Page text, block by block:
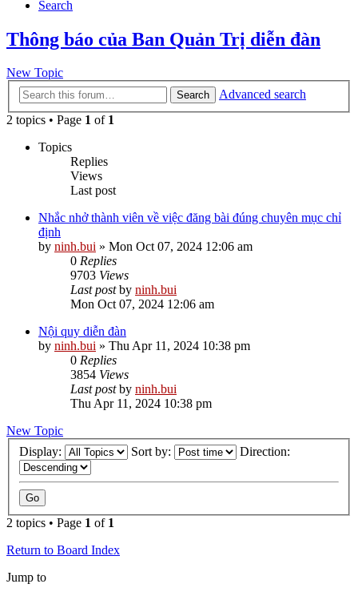
Search
Thông báo của Ban Quản Trị diễn đàn
New Topic
Search
Advanced search
2 topics • Page 1 of 1
Topics
Replies
Views
Last post
Nhắc nhở thành viên về việc đăng bài đúng chuyên mục chỉ
định
by ninh.bui » Mon Oct 07, 2024 12:06 am
0 Replies
9703 Views
Last postby ninh.bui
Mon Oct 07, 2024 12:06 am
Nội quy diễn đàn
by ninh.bui » Thu Apr 11, 2024 10:38 pm
0 Replies
3854 Views
Last postby ninh.bui
Thu Apr 11, 2024 10:38 pm
New Topic
Display:
Sort by: Direction:
2 topics • Page 1 of 1
Return to Board Index
Jump to